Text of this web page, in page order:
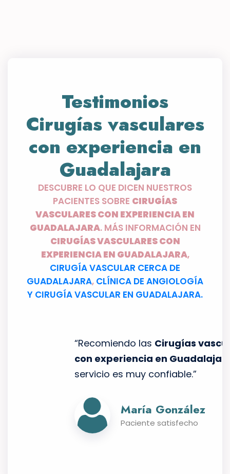
Testimonios
Cirugías vasculares
con experiencia en
Guadalajara
DESCUBRE LO QUE DICEN NUESTROS
PACIENTES SOBRE CIRUGÍAS
VASCULARES CON EXPERIENCIA EN
GUADALAJARA. MÁS INFORMACIÓN EN
CIRUGÍAS VASCULARES CON
EXPERIENCIA EN GUADALAJARA,
CIRUGÍA VASCULAR CERCA DE
GUADALAJARA, CLÍNICA DE ANGIOLOGÍA
Y CIRUGÍA VASCULAR EN GUADALAJARA.
“Recomiendo lasCirugías vasculares
con experiencia en Guadalajara, su
servicio es muy confiable.”
María González
Paciente satisfecho